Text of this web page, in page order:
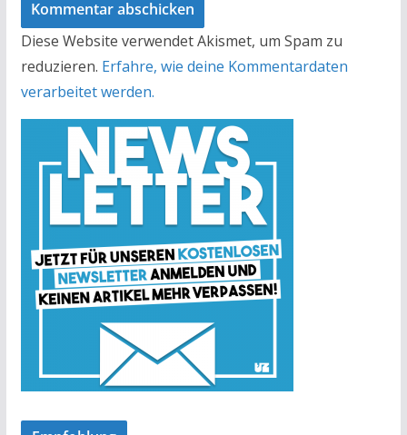
Diese Website verwendet Akismet, um Spam zu
reduzieren. Erfahre, wie deine Kommentardaten
verarbeitet werden.